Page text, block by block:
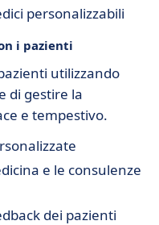
personalizzabili
i pazienti
utilizzando
di gestire la
e tempestivo.
e le consulenze
dei pazienti